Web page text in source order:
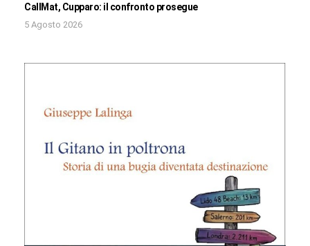
CallMat, Cupparo: il confronto prosegue
5 Agosto 2026